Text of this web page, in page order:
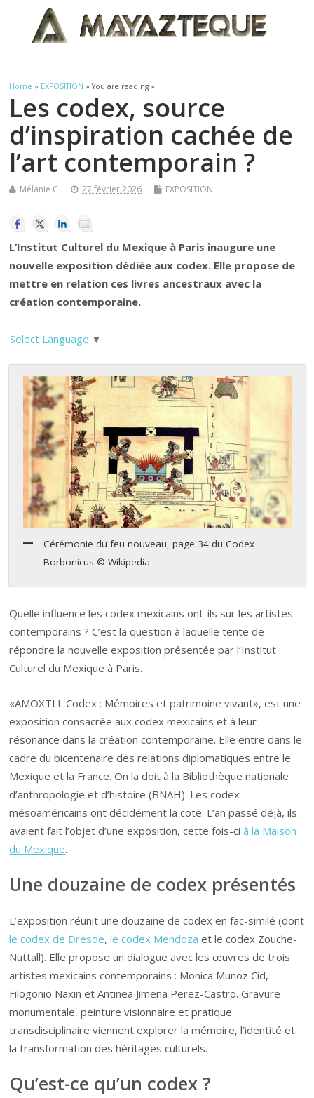
Home » EXPOSITION » You are reading »
Les codex, source
d’inspiration cachée de
l’art contemporain ?
Mélanie C 27 février 2026 EXPOSITION
L’Institut Culturel du Mexique à Paris inaugure une
nouvelle exposition dédiée aux codex. Elle propose de
mettre en relation ces livres ancestraux avec la
création contemporaine.
Select Language ▼
Cérémonie du feu nouveau, page 34 du Codex
Borbonicus © Wikipedia
Quelle influence les codex mexicains ont-ils sur les artistes
contemporains ? C’est la question à laquelle tente de
répondre la nouvelle exposition présentée par l’Institut
Culturel du Mexique à Paris.
«AMOXTLI. Codex : Mémoires et patrimoine vivant», est une
exposition consacrée aux codex mexicains et à leur
résonance dans la création contemporaine. Elle entre dans le
cadre du bicentenaire des relations diplomatiques entre le
Mexique et la France. On la doit à la Bibliothèque nationale
d’anthropologie et d’histoire (BNAH). Les codex
mésoaméricains ont décidément la cote. L’an passé déjà, ils
avaient fait l’objet d’une exposition, cette fois-cià la Maison
du Mexique.
Une douzaine de codex présentés
L’exposition réunit une douzaine de codex en fac-similé (dont
le codex de Dresde,le codex Mendoza et le codex Zouche-
Nuttall). Elle propose un dialogue avec les œuvres de trois
artistes mexicains contemporains : Monica Munoz Cid,
Filogonio Naxin et Antinea Jimena Perez-Castro. Gravure
monumentale, peinture visionnaire et pratique
transdisciplinaire viennent explorer la mémoire, l’identité et
la transformation des héritages culturels.
Qu’est-ce qu’un codex ?